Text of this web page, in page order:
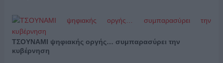
ΤΣΟΥΝΑΜΙ ψηφιακής οργής… συμπαρασύρει την
κυβέρνηση